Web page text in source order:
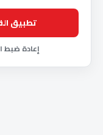
تطبيق
إعادة ضبط